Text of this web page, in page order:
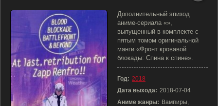
Дополнительный эпизод
аниме-сериала «»,
выпущенный в комплекте с
пятым томом оригинальной
манги «Фронт кровавой
блокады: Спина к спине».
Год: 2018
Дата выхода: 2018-07-04
Аниме жанры: Вампиры,